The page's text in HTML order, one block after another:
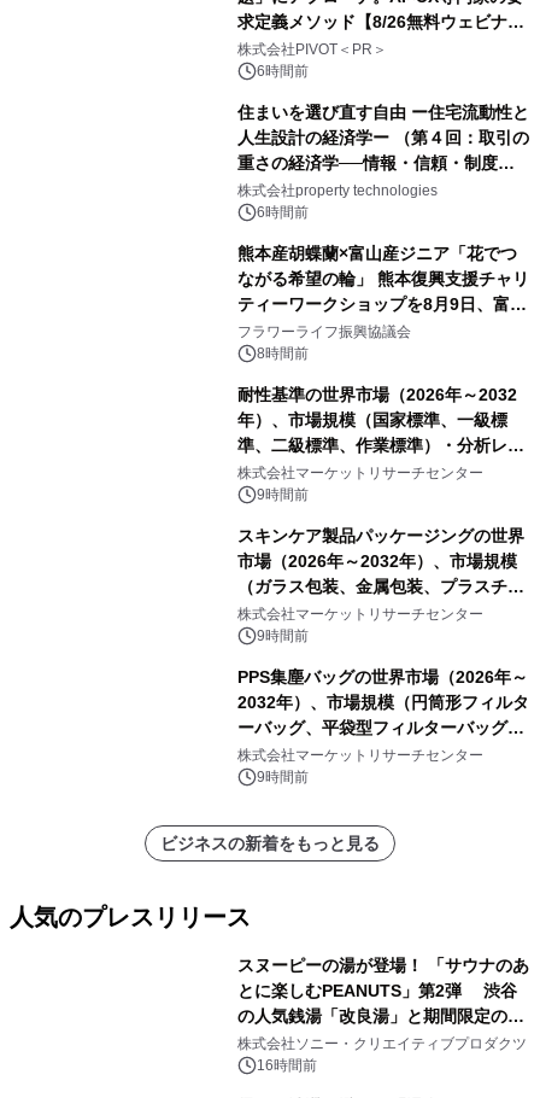
求定義メソッド【8/26無料ウェビナ
ー】株式会社PIVOT
株式会社PIVOT＜PR＞
6時間前
住まいを選び直す自由 ー住宅流動性と
人生設計の経済学ー （第４回：取引の
重さの経済学──情報・信頼・制度を
PropTechはどう組み替えるか）｜
PropTech-Lab
株式会社property technologies
6時間前
熊本産胡蝶蘭×富山産ジニア「花でつ
ながる希望の輪」 熊本復興支援チャリ
ティーワークショップを8月9日、富
山・射水で開催
フラワーライフ振興協議会
8時間前
耐性基準の世界市場（2026年～2032
年）、市場規模（国家標準、一級標
準、二級標準、作業標準）・分析レポ
ートを発表
株式会社マーケットリサーチセンター
9時間前
スキンケア製品パッケージングの世界
市場（2026年～2032年）、市場規模
（ガラス包装、金属包装、プラスチッ
ク包装、その他）・分析レポートを発
表
株式会社マーケットリサーチセンター
9時間前
PPS集塵バッグの世界市場（2026年～
2032年）、市場規模（円筒形フィルタ
ーバッグ、平袋型フィルターバッグ、
プリーツフィルターバッグ、その
他）・分析レポートを発表
株式会社マーケットリサーチセンター
9時間前
ビジネスの新着をもっと見る
人気のプレスリリース
スヌーピーの湯が登場！ 「サウナのあ
とに楽しむPEANUTS」第2弾 渋谷
の人気銭湯「改良湯」と期間限定のコ
ラボレーション サウナイキタイコラ
ボグッズも発売決定！
株式会社ソニー・クリエイティブプロダクツ
16時間前